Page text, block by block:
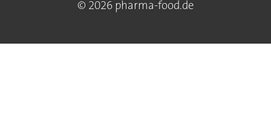
© 2026 pharma-food.de